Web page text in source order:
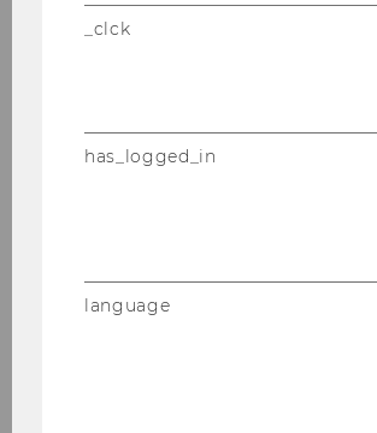
Univ.Prof. DDr.
Institut für
Univ.Prof. Dr. Ulrike
Univ.Prof. Dr.
Institut für
_clck
has_logged_in
language